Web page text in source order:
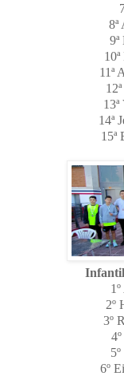
8ª
11ª
14ª
15ª
2º
3º
6º